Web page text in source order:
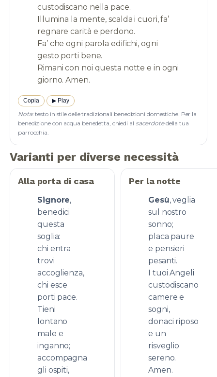
custodiscano nella pace.
Illumina la mente, scalda i cuori, fa’
regnare carità e perdono.
Fa’ che ogni parola edifichi, ogni
gesto porti bene.
Rimani con noi questa notte e in ogni
Copia ▶︎ Play
Nota: testo in stile delle tradizionali benedizioni domestiche. Per la
benedizione con acqua benedetta, chiedi al sacerdotedella tua
parrocchia.
Varianti per diverse necessità
Alla porta di casa
Signore,
benedici
questa
soglia:
chi entra
trovi
accoglienza,
chi esce
porti pace.
Tieni
lontano
male e
inganno;
accompagna
gli ospiti,
Per la notte
Gesù, veglia
sul nostro
sonno;
placa paure
e pensieri
pesanti.
I tuoi Angeli
custodiscano
camere e
sogni,
donaci riposo
e un
risveglio
sereno.
Amen.